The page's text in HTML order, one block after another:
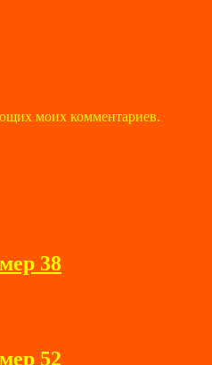
моих комментариев.
38
52